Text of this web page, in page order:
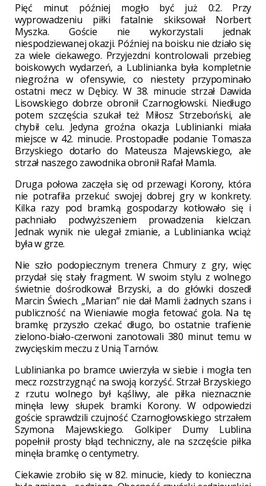
Pięć minut później mogło być już 0:2. Przy
wyprowadzeniu piłki fatalnie skiksował Norbert
Myszka. Goście nie wykorzystali jednak
niespodziewanej okazji. Później na boisku nie działo się
za wiele ciekawego. Przyjezdni kontrolowali przebieg
boiskowych wydarzeń, a Lublinianka była kompletnie
niegroźna w ofensywie, co niestety przypominało
ostatni mecz w Dębicy. W 38. minucie strzał Dawida
Lisowskiego dobrze obronił Czarnogłowski. Niedługo
potem szczęścia szukał też Miłosz Strzeboński, ale
chybił celu. Jedyna groźna okazja Lublinianki miała
miejsce w 42. minucie. Prostopadłe podanie Tomasza
Brzyskiego dotarło do Mateusza Majewskiego, ale
strzał naszego zawodnika obronił Rafał Mamla.
Druga połowa zaczęła się od przewagi Korony, która
nie potrafiła przekuć swojej dobrej gry w konkrety.
Kilka razy pod bramką gospodarzy kotłowało się i
pachniało podwyższeniem prowadzenia kielczan.
Jednak wynik nie ulegał zmianie, a Lublinianka wciąż
była w grze.
Nie szło podopiecznym trenera Chmury z gry, więc
przydał się stały fragment. W swoim stylu z wolnego
świetnie dośrodkował Brzyski, a do główki doszedł
Marcin Świech. „Marian” nie dał Mamli żadnych szans i
publiczność na Wieniawie mogła fetować gola. Na tę
bramkę przyszło czekać długo, bo ostatnie trafienie
zielono-biało-czerwoni zanotowali 380 minut temu w
zwycięskim meczu z Unią Tarnów.
Lublinianka po bramce uwierzyła w siebie i mogła ten
mecz rozstrzygnąć na swoją korzyść. Strzał Brzyskiego
z rzutu wolnego był kąśliwy, ale piłka nieznacznie
minęła lewy słupek bramki Korony. W odpowiedzi
goście sprawdzili czujność Czarnogłowskiego strzałem
Szymona Majewskiego. Golkiper Dumy Lublina
popełnił prosty błąd techniczny, ale na szczęście piłka
minęła bramkę o centymetry.
Ciekawie zrobiło się w 82. minucie, kiedy to konieczna